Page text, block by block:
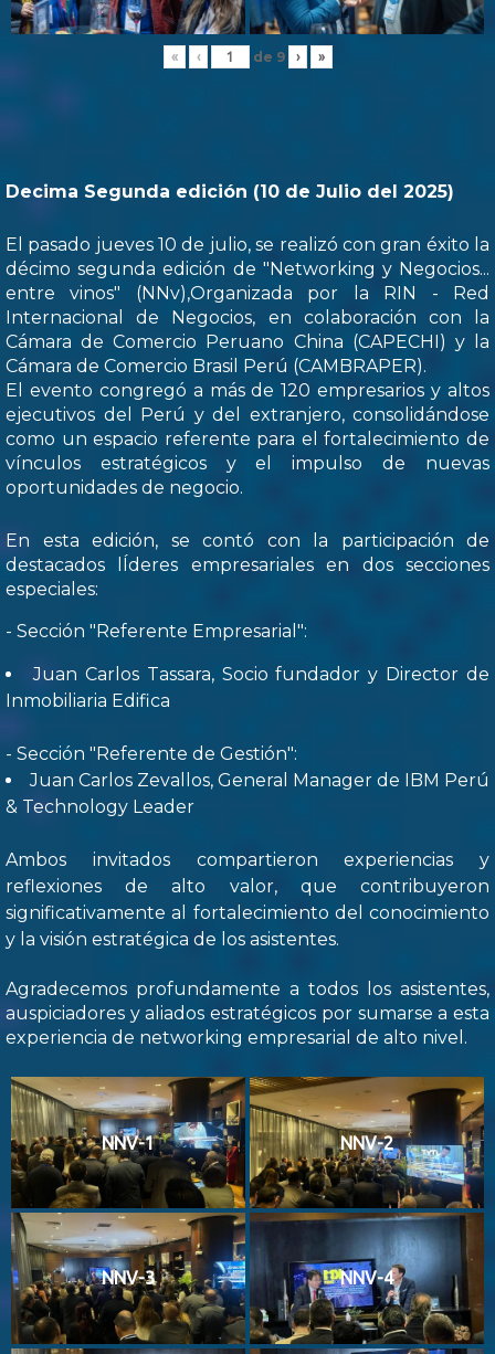
« ‹ de 9 › »
Decima Segunda edición (10 de Julio del 2025)
El pasado jueves 10 de julio, se realizó con gran éxito la
décimo segunda edición de "Networking y Negocios...
entre vinos" (NNv),Organizada por la RIN - Red
Internacional de Negocios, en colaboración con la
Cámara de Comercio Peruano China (CAPECHI) y la
Cámara de Comercio Brasil Perú (CAMBRAPER).
El evento congregó a más de 120 empresarios y altos
ejecutivos del Perú y del extranjero, consolidándose
como un espacio referente para el fortalecimiento de
vínculos estratégicos y el impulso de nuevas
oportunidades de negocio.
En esta edición, se contó con la participación de
destacados lÍderes empresariales en dos secciones
especiales:
- Sección "Referente Empresarial":
Juan Carlos Tassara, Socio fundador y Director de
Inmobiliaria Edifica
- Sección "Referente de Gestión":
Juan Carlos Zevallos, General Manager de IBM Perú
& Technology Leader
Ambos invitados compartieron experiencias y
reflexiones de alto valor, que contribuyeron
significativamente al fortalecimiento del conocimiento
y la visión estratégica de los asistentes.
Agradecemos profundamente a todos los asistentes,
auspiciadores y aliados estratégicos por sumarse a esta
experiencia de networking empresarial de alto nivel.
NNV-1 NNV-2
NNV-3 NNV-4